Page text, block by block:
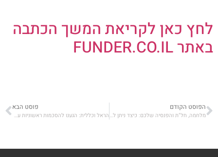
לחץ כאן לקריאת המשך הכתבה
באתר FUNDER.CO.IL
הפוסט הקודם
מלחמה, חל"ת והפנסיה שלכם: כיצד ניתן לשמור על הכיסוי הביטוחי בקרן הפנסיה בתקופה הנוכחית
פוסט הבא
הראל וכללית: הגענו להסכמות ראשוניות על המשך הביטוח הסיעודי